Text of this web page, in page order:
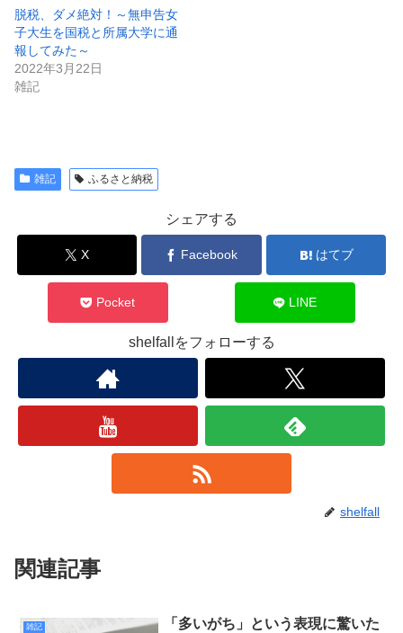
脱税、ダメ絶対！～無申告女
子大生を国税と所属大学に通
報してみた～
2022年3月22日
雑記
雑記 ふるさと納税
シェアする
X Facebook はてブ
Pocket LINE
shelfallをフォローする
shelfall
関連記事
雑記
「多いがち」という表現に驚いた